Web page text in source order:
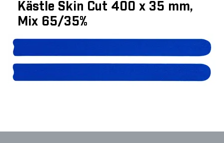
Kästle Skin Cut 400 x 35 mm,
Mix 65/35%